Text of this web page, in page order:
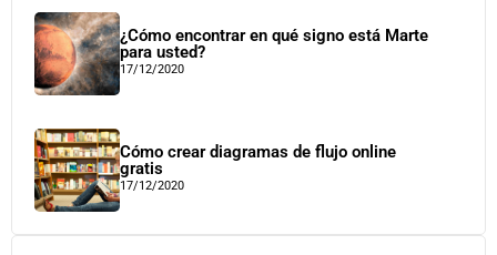
¿Cómo encontrar en qué signo está Marte
para usted?
17/12/2020
Cómo crear diagramas de flujo online
gratis
17/12/2020